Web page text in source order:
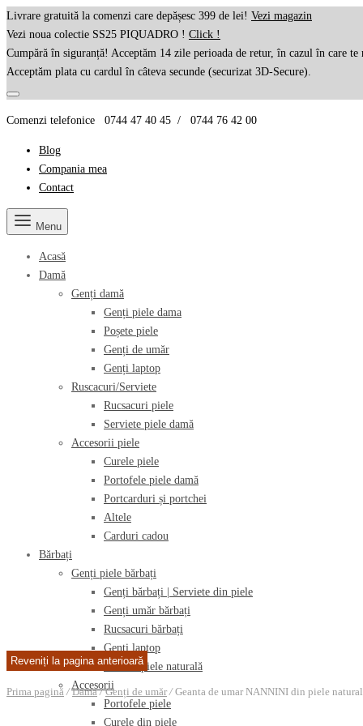
Livrare gratuită la comenzi care depășesc 399 de lei! Vezi magazin
Vezi noua colectie SS25 PIQUADRO ! Click !
Cumpără în siguranță! Acceptăm 14 zile perioada de retur, în cazul în care te
Acceptăm plata cu cardul în câteva secunde (securizat 3D-Secure).
Comenzi telefonice 0744 47 40 45 / 0744 76 42 00
Blog
Compania mea
Contact
Menu
Acasă
Damă
Genți damă
Genți piele dama
Poșete piele
Genți de umăr
Genți laptop
Ruscacuri/Serviete
Rucsacuri piele
Serviete piele damă
Accesorii piele
Curele piele
Portofele piele damă
Portcarduri și portchei
Altele
Carduri cadou
Bărbați
Genți piele bărbați
Genți bărbați | Serviete din piele
Genți umăr bărbați
Rucsacuri bărbați
Genți laptop
Borsete piele naturală
Accesorii
Portofele piele
Curele din piele
Prima pagină / Dama / Genți de umăr /Geanta de umar NANNINI din piele